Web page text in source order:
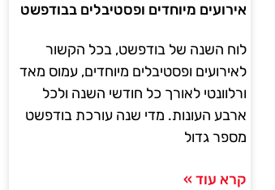
אירועים מיוחדים ופסטיבלים בבודפשט
לוח השנה של בודפשט, בכל הקשור
לאירועים ופסטיבלים מיוחדים, עמוס מאד
ורלוונטי לאורך כל חודשי השנה ולכל
ארבע העונות. מדי שנה עורכת בודפשט
מספר גדול
קרא עוד »